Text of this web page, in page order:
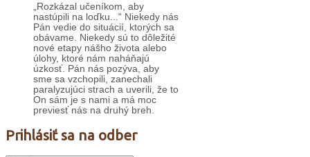
„Rozkázal učeníkom, aby
nastúpili na loďku...“ Niekedy nás
Pán vedie do situácií, ktorých sa
obávame. Niekedy sú to dôležité
nové etapy nášho života alebo
úlohy, ktoré nám naháňajú
úzkosť. Pán nás pozýva, aby
sme sa vzchopili, zanechali
paralyzujúci strach a uverili, že to
On sám je s nami a má moc
previesť nás na druhý breh.
Prihlásiť sa na odber